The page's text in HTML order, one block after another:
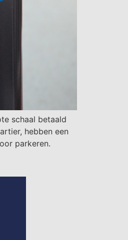
schaal betaald
hebben een
parkeren.